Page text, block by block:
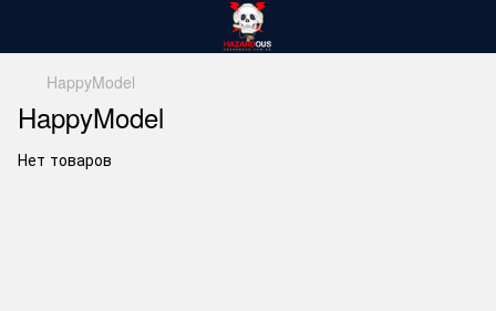
HappyModel
HappyModel
Нет товаров